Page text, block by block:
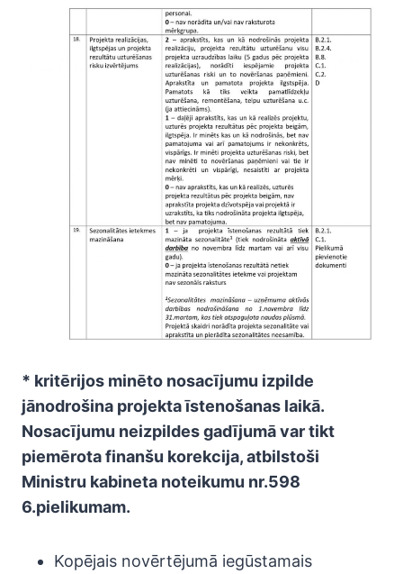
* kritērijos minēto nosacījumu izpilde
jānodrošina projekta īstenošanas laikā.
Nosacījumu neizpildes gadījumā var tikt
piemērota finanšu korekcija, atbilstoši
Ministru kabineta noteikumu nr.598
6.pielikumam.
Kopējais novērtējumā iegūstamais